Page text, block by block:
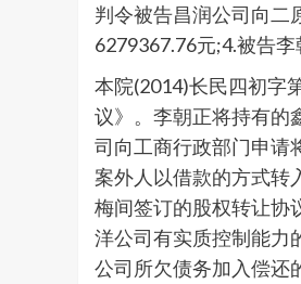
判令被告昌润公司向二
6279367.76元;4.被告
本院(2014)长民四初字
议》。李朝正将持有的
司向工商行政部门申请
案外人以借款的方式转
梅间签订的股权转让协
洋公司有实质控制能力
公司所欠债务加入偿还